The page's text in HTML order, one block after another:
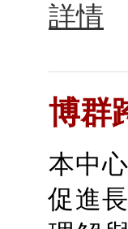
詳情
博群
本中
促進